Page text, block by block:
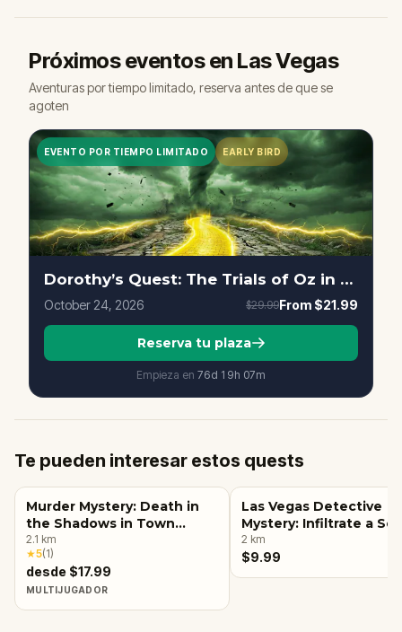
Próximos eventos en Las Vegas
Aventuras por tiempo limitado, reserva antes de que se
agoten
EVENTO POR TIEMPO LIMITADO EARLY BIRD
Dorothy’s Quest: The Trials of Oz in Las Vegas
October 24, 2026 $29.99From $21.99
Reserva tu plaza
Empieza en 76d 19h 07m
Te pueden interesar estos quests
Murder Mystery: Death in
the Shadows in Town
Square, Las Vegas
2.1 km
★5(1)
desde $17.99
MULTIJUGADOR
Las Vegas Detective
Mystery: Infiltrate a
Society!
2 km
$9.99